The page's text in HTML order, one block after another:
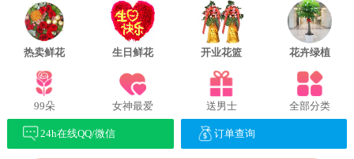
热卖鲜花 生日鲜花 开业花篮 花卉绿植
99朵 女神最爱 送男士 全部分类
24h在线QQ/微信 订单查询